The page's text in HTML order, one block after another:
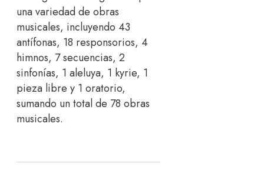
una variedad de obras
musicales, incluyendo 43
antífonas, 18 responsorios, 4
himnos, 7 secuencias, 2
sinfonías, 1 aleluya, 1 kyrie, 1
pieza libre y 1 oratorio,
sumando un total de 78 obras
musicales.